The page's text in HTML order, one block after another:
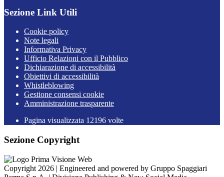
Sezione Link Utili
Cookie policy
Note legali
Informativa Privacy
Ufficio Relazioni con il Pubblico
Dichiarazione di accessibilità
Obiettivi di accessibilità
Whistleblowing
Gestione consensi cookie
Amministrazione trasparente
Pagina visualizzata 12196 volte
Sezione Copyright
Copyright 2026 | Engineered and powered by Gruppo Spaggiari